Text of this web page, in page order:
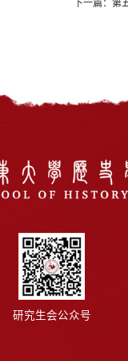
下一篇： 第
研究生会公众号